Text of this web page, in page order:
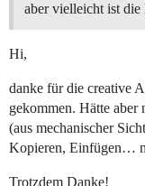
aber vielleicht ist die
Hi,
danke für die creative
gekommen. Hätte aber
(aus mechanischer
Kopieren, Einfügen…
Trotzdem Danke!